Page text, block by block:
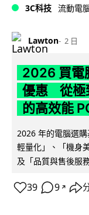
3C科技 流動電
Lawton 2 日
2026 買電
優惠 從極
的高效能
2026 年的電腦選
輕量化」、「機身
及「品質與售後服
39 9 ↗